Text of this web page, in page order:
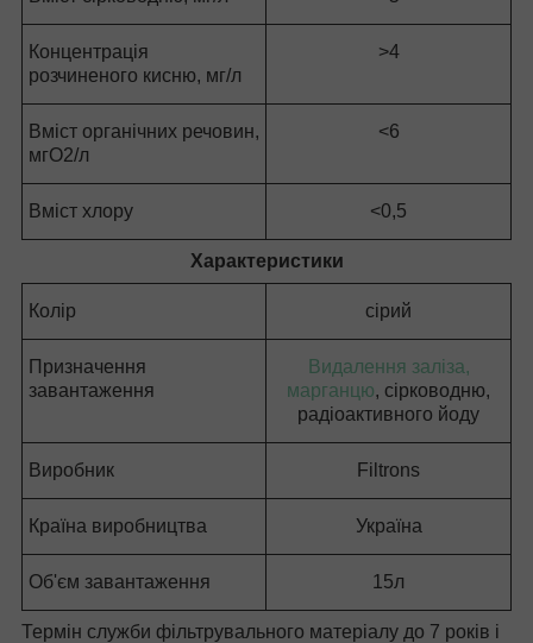
Концентрація
розчиненого кисню, мг/л
>4
Вміст органічних речовин,
мгО2/л
<6
Вміст хлору <0,5
Характеристики
Колір сірий
Призначення
завантаження
Видалення заліза,
марганцю, сірководню,
радіоактивного йоду
Виробник Filtrons
Країна виробництва Україна
Об'єм завантаження 15л
Термін служби фільтрувального матеріалу до 7 років і